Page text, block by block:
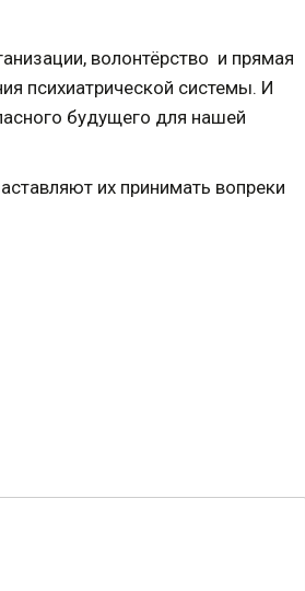
волонтёрство и прямая
психиатрической системы. И
будущего для нашей
их принимать вопреки